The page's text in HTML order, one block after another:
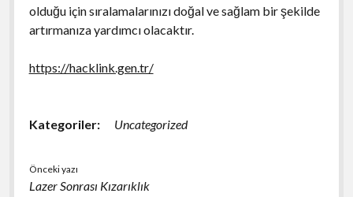
olduğu için sıralamalarınızı doğal ve sağlam bir şekilde
artırmanıza yardımcı olacaktır.
https://hacklink.gen.tr/
Kategoriler: Uncategorized
Önceki yazı
Lazer Sonrası Kızarıklık